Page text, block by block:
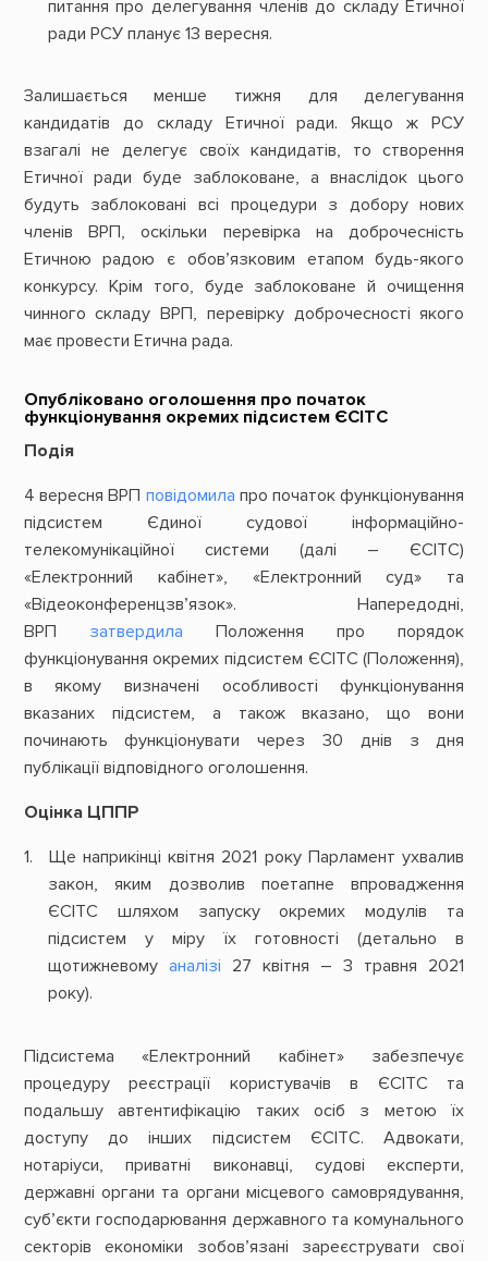
питання про делегування членів до складу Етичної
ради РСУ планує 13 вересня.
Залишається менше тижня для делегування
кандидатів до складу Етичної ради. Якщо ж РСУ
взагалі не делегує своїх кандидатів, то створення
Етичної ради буде заблоковане, а внаслідок цього
будуть заблоковані всі процедури з добору нових
членів ВРП, оскільки перевірка на доброчесність
Етичною радою є обов’язковим етапом будь-якого
конкурсу. Крім того, буде заблоковане й очищення
чинного складу ВРП, перевірку доброчесності якого
має провести Етична рада.
Опубліковано оголошення про початок
функціонування окремих підсистем ЄСІТС
Подія
4 вересня ВРП повідомила про початок функціонування
підсистем Єдиної судової інформаційно-
телекомунікаційної системи (далі – ЄСІТС)
«Електронний кабінет», «Електронний суд» та
«Відеоконференцзв’язок». Напередодні,
ВРП затвердила Положення про порядок
функціонування окремих підсистем ЄСІТС (Положення),
в якому визначені особливості функціонування
вказаних підсистем, а також вказано, що вони
починають функціонувати через 30 днів з дня
публікації відповідного оголошення.
Оцінка ЦППР
Ще наприкінці квітня 2021 року Парламент ухвалив
закон, яким дозволив поетапне впровадження
ЄСІТС шляхом запуску окремих модулів та
підсистем у міру їх готовності (детально в
щотижневому аналізі 27 квітня – 3 травня 2021
року).
Підсистема «Електронний кабінет» забезпечує
процедуру реєстрації користувачів в ЄСІТС та
подальшу автентифікацію таких осіб з метою їх
доступу до інших підсистем ЄСІТС. Адвокати,
нотаріуси, приватні виконавці, судові експерти,
державні органи та органи місцевого самоврядування,
суб’єкти господарювання державного та комунального
секторів економіки зобов’язані зареєструвати свої